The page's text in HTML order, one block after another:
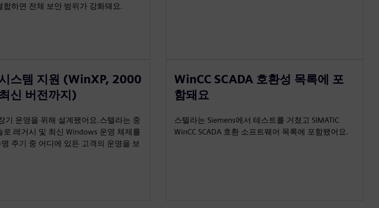
합하면 전체 보안 범위가 강화돼요.
스템 지원 (WinXP, 2000
신 버전까지)
기 운영을 위해 설계됐어요.스텔라는 중
로 레거시 및 최신 Windows 운영 체제를
주기 중 어디에 있든 고객의 운영을 보
WinCC SCADA 호환성 목록에 포
함돼요
스텔라는 Siemens에서 테스트를 거쳤고 SIMATIC
WinCC SCADA 호환 소프트웨어 목록에 포함됐어요.